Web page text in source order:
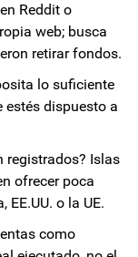
Reddit o
web; busca
retirar fondos.
lo suficiente
estés dispuesto a
registrados? Islas
ofrecer poca
o la UE.
como